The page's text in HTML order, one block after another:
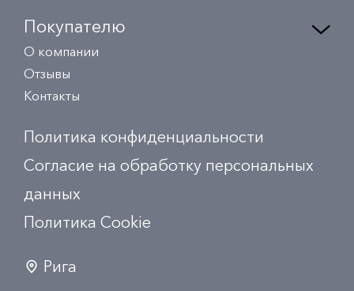
Покупателю
О компании
Отзывы
Контакты
Политика конфиденциальности
Согласие на обработку персональных
данных
Политика Сookie
Рига